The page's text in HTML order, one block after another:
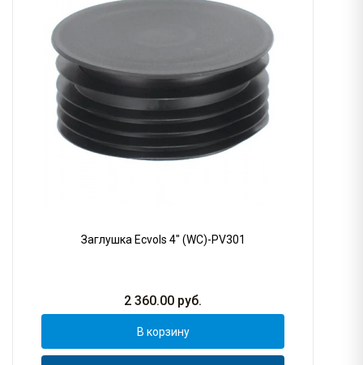
Заглушка Ecvols 4" (WC)-PV301
2 360.00 руб.
В корзину